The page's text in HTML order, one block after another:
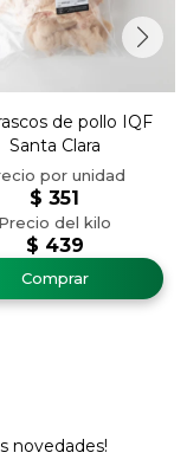
de pollo IQF
Santa Clara
$ 439
$ 351
novedades!